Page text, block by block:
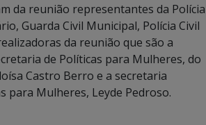
da reunião representantes da Polícia
Guarda Civil Municipal, Polícia Civil
da reunião que são a
de Políticas para Mulheres, do
Castro Berro e a secretaria
para Mulheres, Leyde Pedroso.